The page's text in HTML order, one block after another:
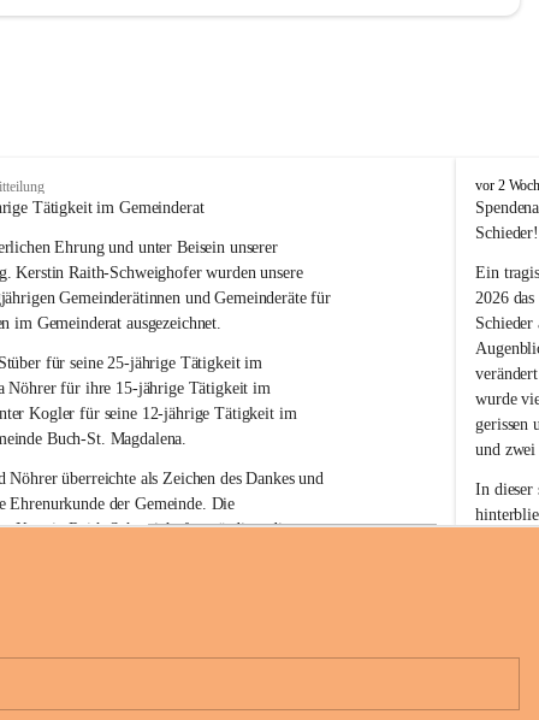
Tätigkeit im Gemeinderat
Ehrung und unter Beisein unserer
Kerstin Raith-Schweighofer wurden unsere
Gemeinderätinnen und Gemeinderäte für
im Gemeinderat ausgezeichnet.
für seine 25-jährige Tätigkeit im
Nöhrer für ihre 15-jährige Tätigkeit im
Kogler für seine 12-jährige Tätigkeit im
Buch-St. Magdalena.
Nöhrer überreichte als Zeichen des Dankes und
Ehrenurkunde der Gemeinde. Die
Kerstin Raith-Schweighofer würdigte die
+6
B
u
c
-
S
t
.
M
a
g
d
a
e
n
a
vor 2
Schieder!
Ein
2026
wurde
gerissen
und
In dieser